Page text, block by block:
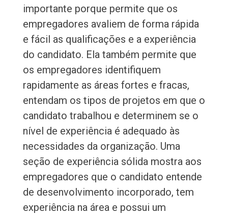
importante porque permite que os
empregadores avaliem de forma rápida
e fácil as qualificações e a experiência
do candidato. Ela também permite que
os empregadores identifiquem
rapidamente as áreas fortes e fracas,
entendam os tipos de projetos em que o
candidato trabalhou e determinem se o
nível de experiência é adequado às
necessidades da organização. Uma
seção de experiência sólida mostra aos
empregadores que o candidato entende
de desenvolvimento incorporado, tem
experiência na área e possui um